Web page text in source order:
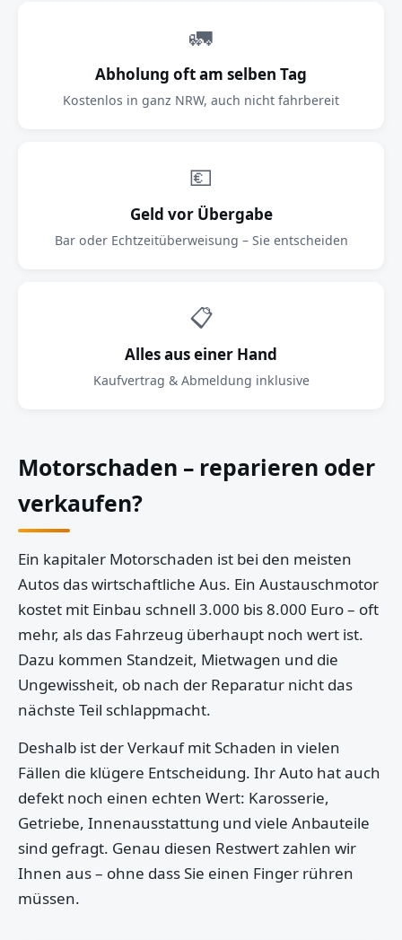
🚛
Abholung oft am selben Tag
Kostenlos in ganz NRW, auch nicht fahrbereit
💶
Geld vor Übergabe
Bar oder Echtzeitüberweisung – Sie entscheiden
📋
Alles aus einer Hand
Kaufvertrag & Abmeldung inklusive
Motorschaden – reparieren oder
verkaufen?
Ein kapitaler Motorschaden ist bei den meisten
Autos das wirtschaftliche Aus. Ein Austauschmotor
kostet mit Einbau schnell 3.000 bis 8.000 Euro – oft
mehr, als das Fahrzeug überhaupt noch wert ist.
Dazu kommen Standzeit, Mietwagen und die
Ungewissheit, ob nach der Reparatur nicht das
nächste Teil schlappmacht.
Deshalb ist der Verkauf mit Schaden in vielen
Fällen die klügere Entscheidung. Ihr Auto hat auch
defekt noch einen echten Wert: Karosserie,
Getriebe, Innenausstattung und viele Anbauteile
sind gefragt. Genau diesen Restwert zahlen wir
Ihnen aus – ohne dass Sie einen Finger rühren
müssen.